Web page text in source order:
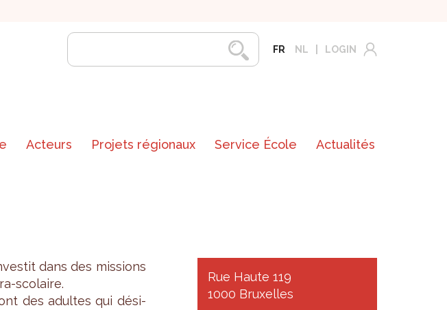
FR NL LOGIN
Acteurs Projets régionaux Service École Actualités
Rue Haute 119
1000 Bruxelles
dans des mis­sions
sco­laire.
des adultes qui dési­